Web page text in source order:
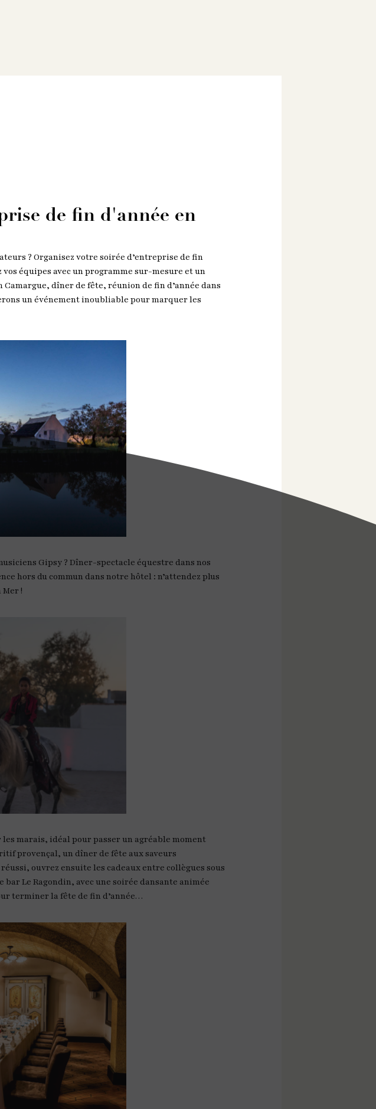
de fin d'année en
? Organisez votre soirée d’entreprise de fin
équipes avec un programme sur-mesure et un
dîner de fête, réunion de fin d’année dans
un événement inoubliable pour marquer les
Gipsy ? Dîner-spectacle équestre dans nos
hors du commun dans notre hôtel : n’attendez plus
!
marais, idéal pour passer un agréable moment
provençal, un dîner de fête aux saveurs
ouvrez ensuite les cadeaux entre collègues sous
Le Ragondin, avec une soirée dansante animée
terminer la fête de fin d’année…